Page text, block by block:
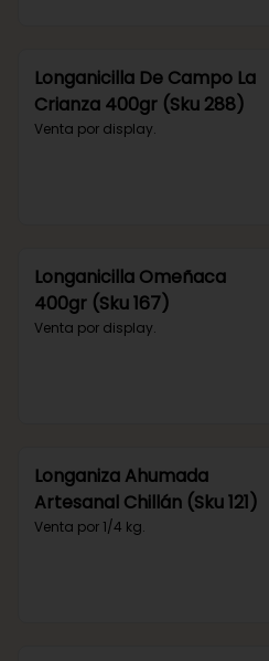
Longanicilla De Campo La
Crianza 400gr (Sku 288)
Venta por display.
Longanicilla Omeñaca
400gr (Sku 167)
Venta por display.
Longaniza Ahumada
Artesanal Chillán (Sku 121)
Venta por 1/4 kg.